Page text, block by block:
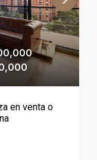
en venta o